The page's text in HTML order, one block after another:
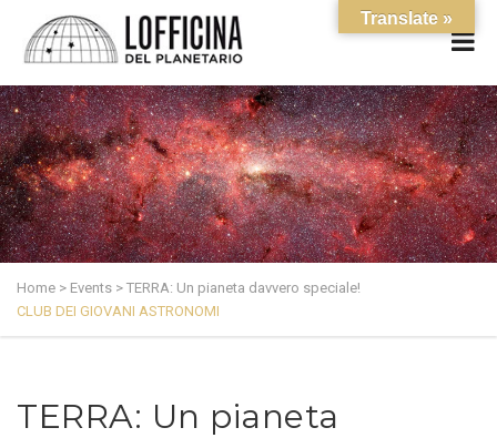
Home > Events > TERRA: Un pianeta davvero speciale!
CLUB DEI GIOVANI ASTRONOMI
TERRA: Un pianeta
Translate »